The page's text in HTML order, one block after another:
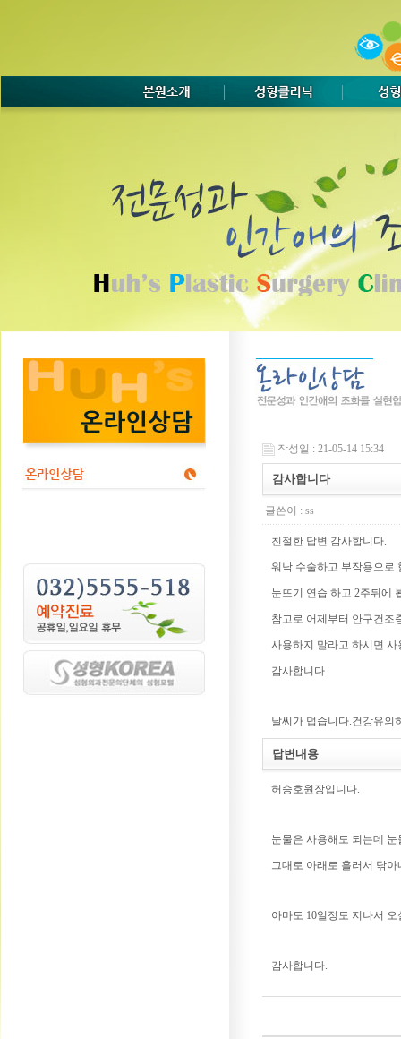
작성일 : 21-05-14 15:34
감사합니다
글쓴이 : ss
친절한 답변 감사합니다.
워낙 수술하고 부작용으로
눈뜨기 연습 하고 2주뒤에
참고로 어제부터 안구건조
사용하지 말라고 하시면
감사합니다.
날씨가 덥습니다.건강유의
답변내용
허승호원장입니다.
눈물은 사용해도 되는데
그대로 아래로 흘러서 닦
아마도 10일정도 지나서
감사합니다.